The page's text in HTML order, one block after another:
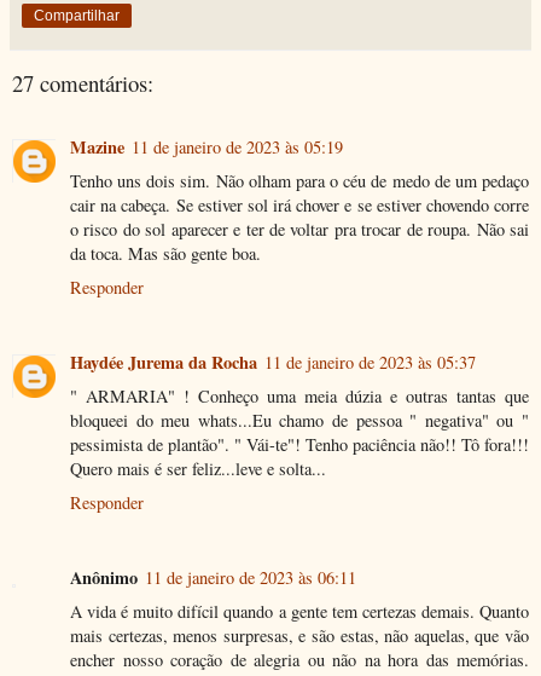
Compartilhar
27 comentários:
Mazine 11 de janeiro de 2023 às 05:19
Tenho uns dois sim. Não olham para o céu de medo de um pedaço
cair na cabeça. Se estiver sol irá chover e se estiver chovendo corre
o risco do sol aparecer e ter de voltar pra trocar de roupa. Não sai
da toca. Mas são gente boa.
Responder
Haydée Jurema da Rocha 11 de janeiro de 2023 às 05:37
" ARMARIA" ! Conheço uma meia dúzia e outras tantas que
bloqueei do meu whats...Eu chamo de pessoa " negativa" ou "
pessimista de plantão". " Vái-te"! Tenho paciência não!! Tô fora!!!
Quero mais é ser feliz...leve e solta...
Responder
Anônimo 11 de janeiro de 2023 às 06:11
A vida é muito difícil quando a gente tem certezas demais. Quanto
mais certezas, menos surpresas, e são estas, não aquelas, que vão
encher nosso coração de alegria ou não na hora das memórias.